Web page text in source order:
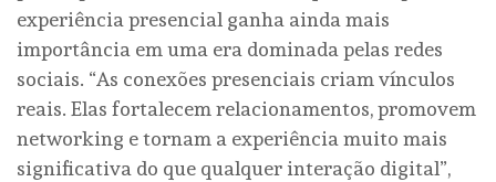
experiência presencial ganha ainda mais
importância em uma era dominada pelas redes
sociais. “As conexões presenciais criam vínculos
reais. Elas fortalecem relacionamentos, promovem
networking e tornam a experiência muito mais
significativa do que qualquer interação digital”,